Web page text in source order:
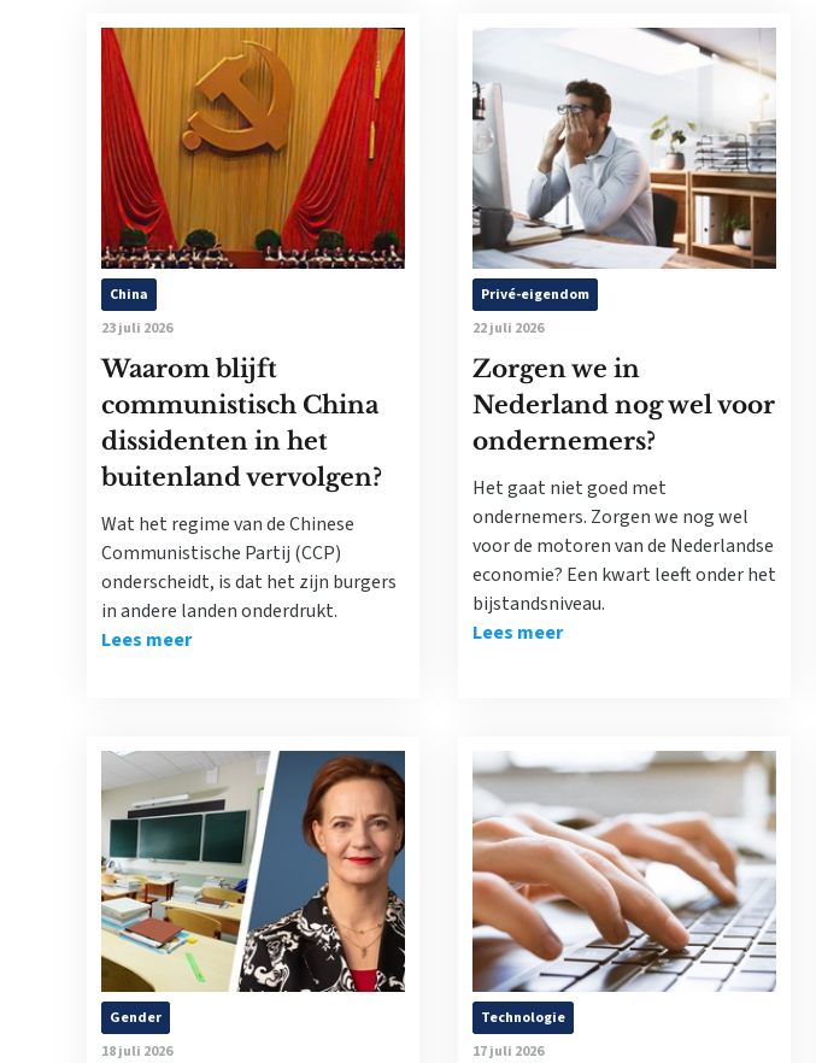
China
23 juli 2026
Waarom blijft
communistisch China
dissidenten in het
buitenland vervolgen?
Wat het regime van de Chinese
Communistische Partij (CCP)
onderscheidt, is dat het zijn burgers
in andere landen onderdrukt.
Lees meer
Privé-eigendom
22 juli 2026
Zorgen we in
Nederland nog wel voor
ondernemers?
Het gaat niet goed met
ondernemers. Zorgen we nog wel
voor de motoren van de Nederlandse
economie? Een kwart leeft onder het
bijstandsniveau.
Lees meer
Gender
18 juli 2026
Technologie
17 juli 2026